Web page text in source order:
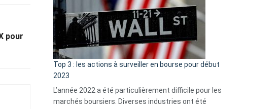
pour
courants
et
guide
d’auto-
assistance
Top 3 : les actions à surveiller en bourse pour début
2023
L’année 2022 a été particulièrement difficile pour les
marchés boursiers. Diverses industries ont été